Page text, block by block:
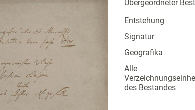
Übergeordneter
Entstehung
Signatur
Geografika
Alle
des Bestandes